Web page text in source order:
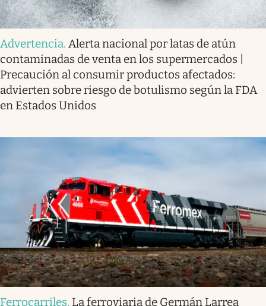
Advertencia. Alerta nacional por latas de atún
contaminadas de venta en los supermercados |
Precaución al consumir productos afectados:
advierten sobre riesgo de botulismo según la FDA
en Estados Unidos
Ferrocarriles. La ferroviaria de Germán Larrea